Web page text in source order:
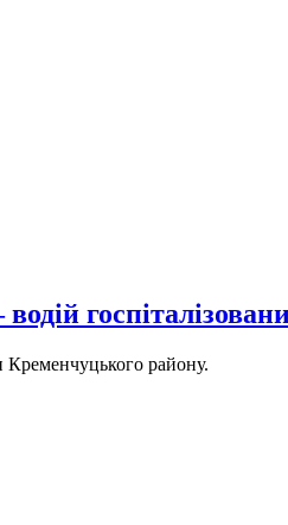
Кременчуцького району.